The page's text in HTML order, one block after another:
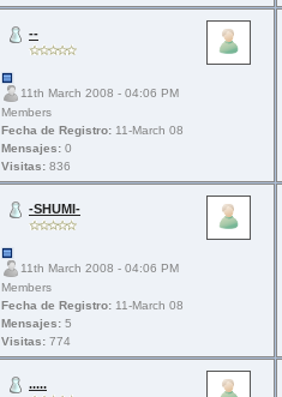
--
11th March 2008 - 04:06 PM
Members
Fecha de Registro: 11-March 08
Mensajes: 0
Visitas: 836
-SHUMI-
11th March 2008 - 04:06 PM
Members
Fecha de Registro: 11-March 08
Mensajes: 5
Visitas: 774
.....